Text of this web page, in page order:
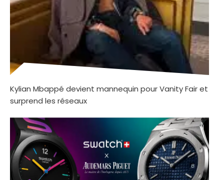
Kylian Mbappé devient mannequin pour Vanity Fair et
surprend les réseaux